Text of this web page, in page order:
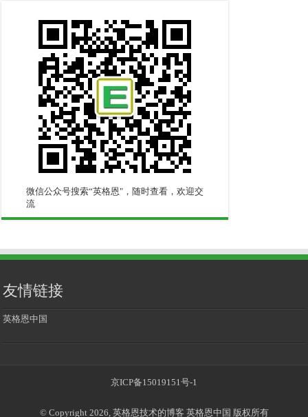
微信公众号搜索“英格恩"，随时查看，欢迎交
流
友情链接
英格恩中国
京ICP备15019151号-1
© Copyright 2026, 英格恩技术的博客 英格恩中国 版权所有